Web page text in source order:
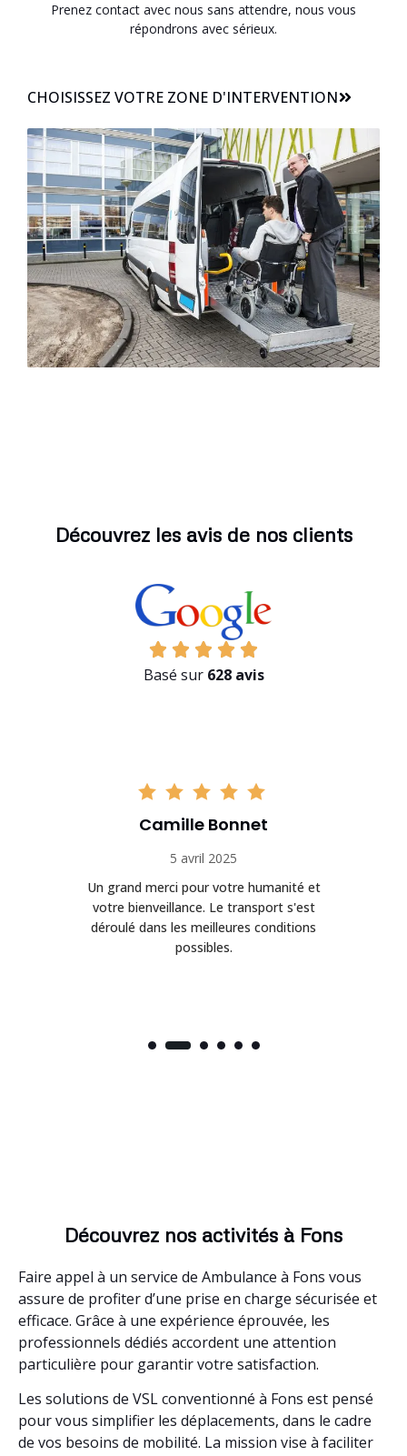
Prenez contact avec nous sans attendre, nous vous
répondrons avec sérieux.
CHOISISSEZ VOTRE ZONE D'INTERVENTION
Découvrez les avis de nos clients
Basé sur 628 avis
Camille Bonnet
5 avril 2025
Un grand merci pour votre humanité et
votre bienveillance. Le transport s'est
déroulé dans les meilleures conditions
possibles.
Découvrez nos activités à Fons
Faire appel à un service de Ambulance à Fons vous
assure de profiter d’une prise en charge sécurisée et
efficace. Grâce à une expérience éprouvée, les
professionnels dédiés accordent une attention
particulière pour garantir votre satisfaction.
Les solutions de VSL conventionné à Fons est pensé
pour vous simplifier les déplacements, dans le cadre
de vos besoins de mobilité. La mission vise à faciliter